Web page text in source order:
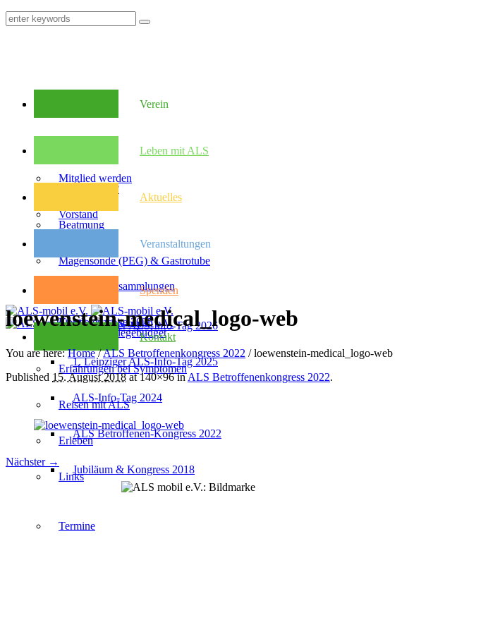
Verein
Mitglied werden
Vorstand
Mitglieder­versammlungen
Kondolenzseite 2025
Leben mit ALS
Was ist ALS?
Beatmung
Magensonde (PEG) & Gastrotube
Checkliste Pflegebudget
Erfahrungen bei Symptomen
Reisen mit ALS
Erleben
Links
Aktuelles
Veranstaltungen
2. Leipziger ALS-Info-Tag 2026
1. Leipziger ALS-Info-Tag 2025
ALS-Info-Tag 2024
ALS Betroffenen-Kongress 2022
Jubiläum & Kongress 2018
Termine
Spenden
Kontakt
loewenstein-medical_logo-web
You are here:Home /ALS Betroffenenkongress 2022 /loewenstein-medical_logo-web
Published 15. August 2018at 140×96 inALS Betroffenenkongress 2022.
Nächster →